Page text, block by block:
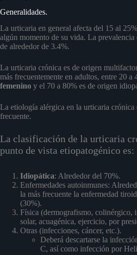
Generalidades.
La urticaria en general afecta del 15 al
algún momento de su vida. La prevalencia
de alrededor de 3.4%.
La urticaria crónica es de origen
más frecuentemente en adultos, entre 20 a
femenino y el 70 a 80% es de origen
La etiología alérgica en la urticaria crónica
frecuente.
La clasificación de la urticaria
punto de vista etiopatogénico es:
Idiopática: Alrededor del 70%.
Enfermedades autoinmunes:
la más frecuente la enfermedad
(30%).
Física (dermografismo, colinérgico,
solar, acuagénica, ejercicio, por
Otras (infecciones, cáncer, etc.).
Deberá descartarse la
C, así como infección por